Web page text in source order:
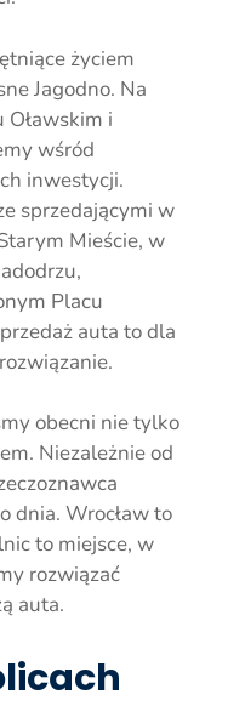
życiem
Jagodno. Na
Oławskim i
wśród
inwestycji.
sprzedającymi w
Mieście, w
Placu
auta to dla
obecni nie tylko
Niezależnie od
dnia. Wrocław to
to miejsce, w
rozwiązać
auta.